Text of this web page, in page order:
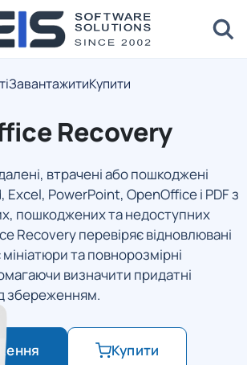
ЗавантажитиКупити
Recovery
втрачені або пошкоджені
PowerPoint, OpenOffice і PDF з
пошкоджених та недоступних
Recovery перевіряє відновлювані
та повнорозмірні
визначити придатні
збереженням.
Купити